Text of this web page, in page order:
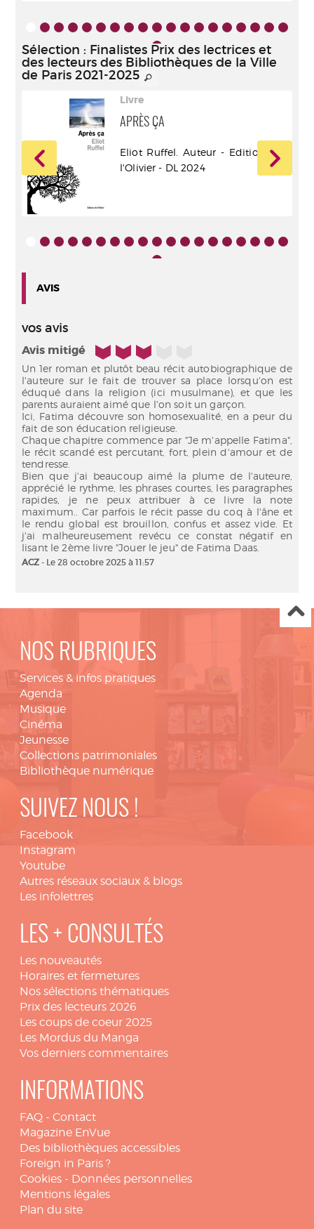
Sélection : Finalistes Prix des lectrices et
des lecteurs des Bibliothèques de la Ville
de Paris 2021-2025
Livre
APRÈS ÇA
Eliot Ruffel. Auteur - Editions de
l'Olivier - DL 2024
AVIS
vos avis
Avis mitigé 3/5
Un 1er roman et plutôt beau récit autobiographique de
l'auteure sur le fait de trouver sa place lorsqu'on est
éduqué dans la religion (ici musulmane), et que les
parents auraient aimé que l'on soit un garçon.
Ici, Fatima découvre son homosexualité, en a peur du
fait de son éducation religieuse.
Chaque chapitre commence par "Je m'appelle Fatima",
le récit scandé est percutant, fort, plein d'amour et de
tendresse.
Bien que j'ai beaucoup aimé la plume de l'auteure,
apprécié le rythme, les phrases courtes, les paragraphes
rapides, je ne peux attribuer à ce livre la note
maximum.. Car parfois le récit passe du coq à l'âne et
le rendu global est brouillon, confus et assez vide. Et
j'ai malheureusement revécu ce constat négatif en
ACZ - Le 28 octobre 2025 à 11:57
NOS RUBRIQUES
Services & infos pratiques
Agenda
Musique
Cinéma
Jeunesse
Collections patrimoniales
Bibliothèque numérique
SUIVEZ NOUS !
Facebook
Instagram
Youtube
Autres réseaux sociaux & blogs
Les infolettres
LES + CONSULTÉS
Les nouveautés
Horaires et fermetures
Nos sélections thématiques
Prix des lecteurs 2026
Les coups de coeur 2025
Les Mordus du Manga
Vos derniers commentaires
INFORMATIONS
FAQ - Contact
Magazine EnVue
Des bibliothèques accessibles
Foreign in Paris ?
Cookies - Données personnelles
Mentions légales
Plan du site